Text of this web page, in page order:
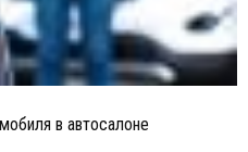
в автосалоне